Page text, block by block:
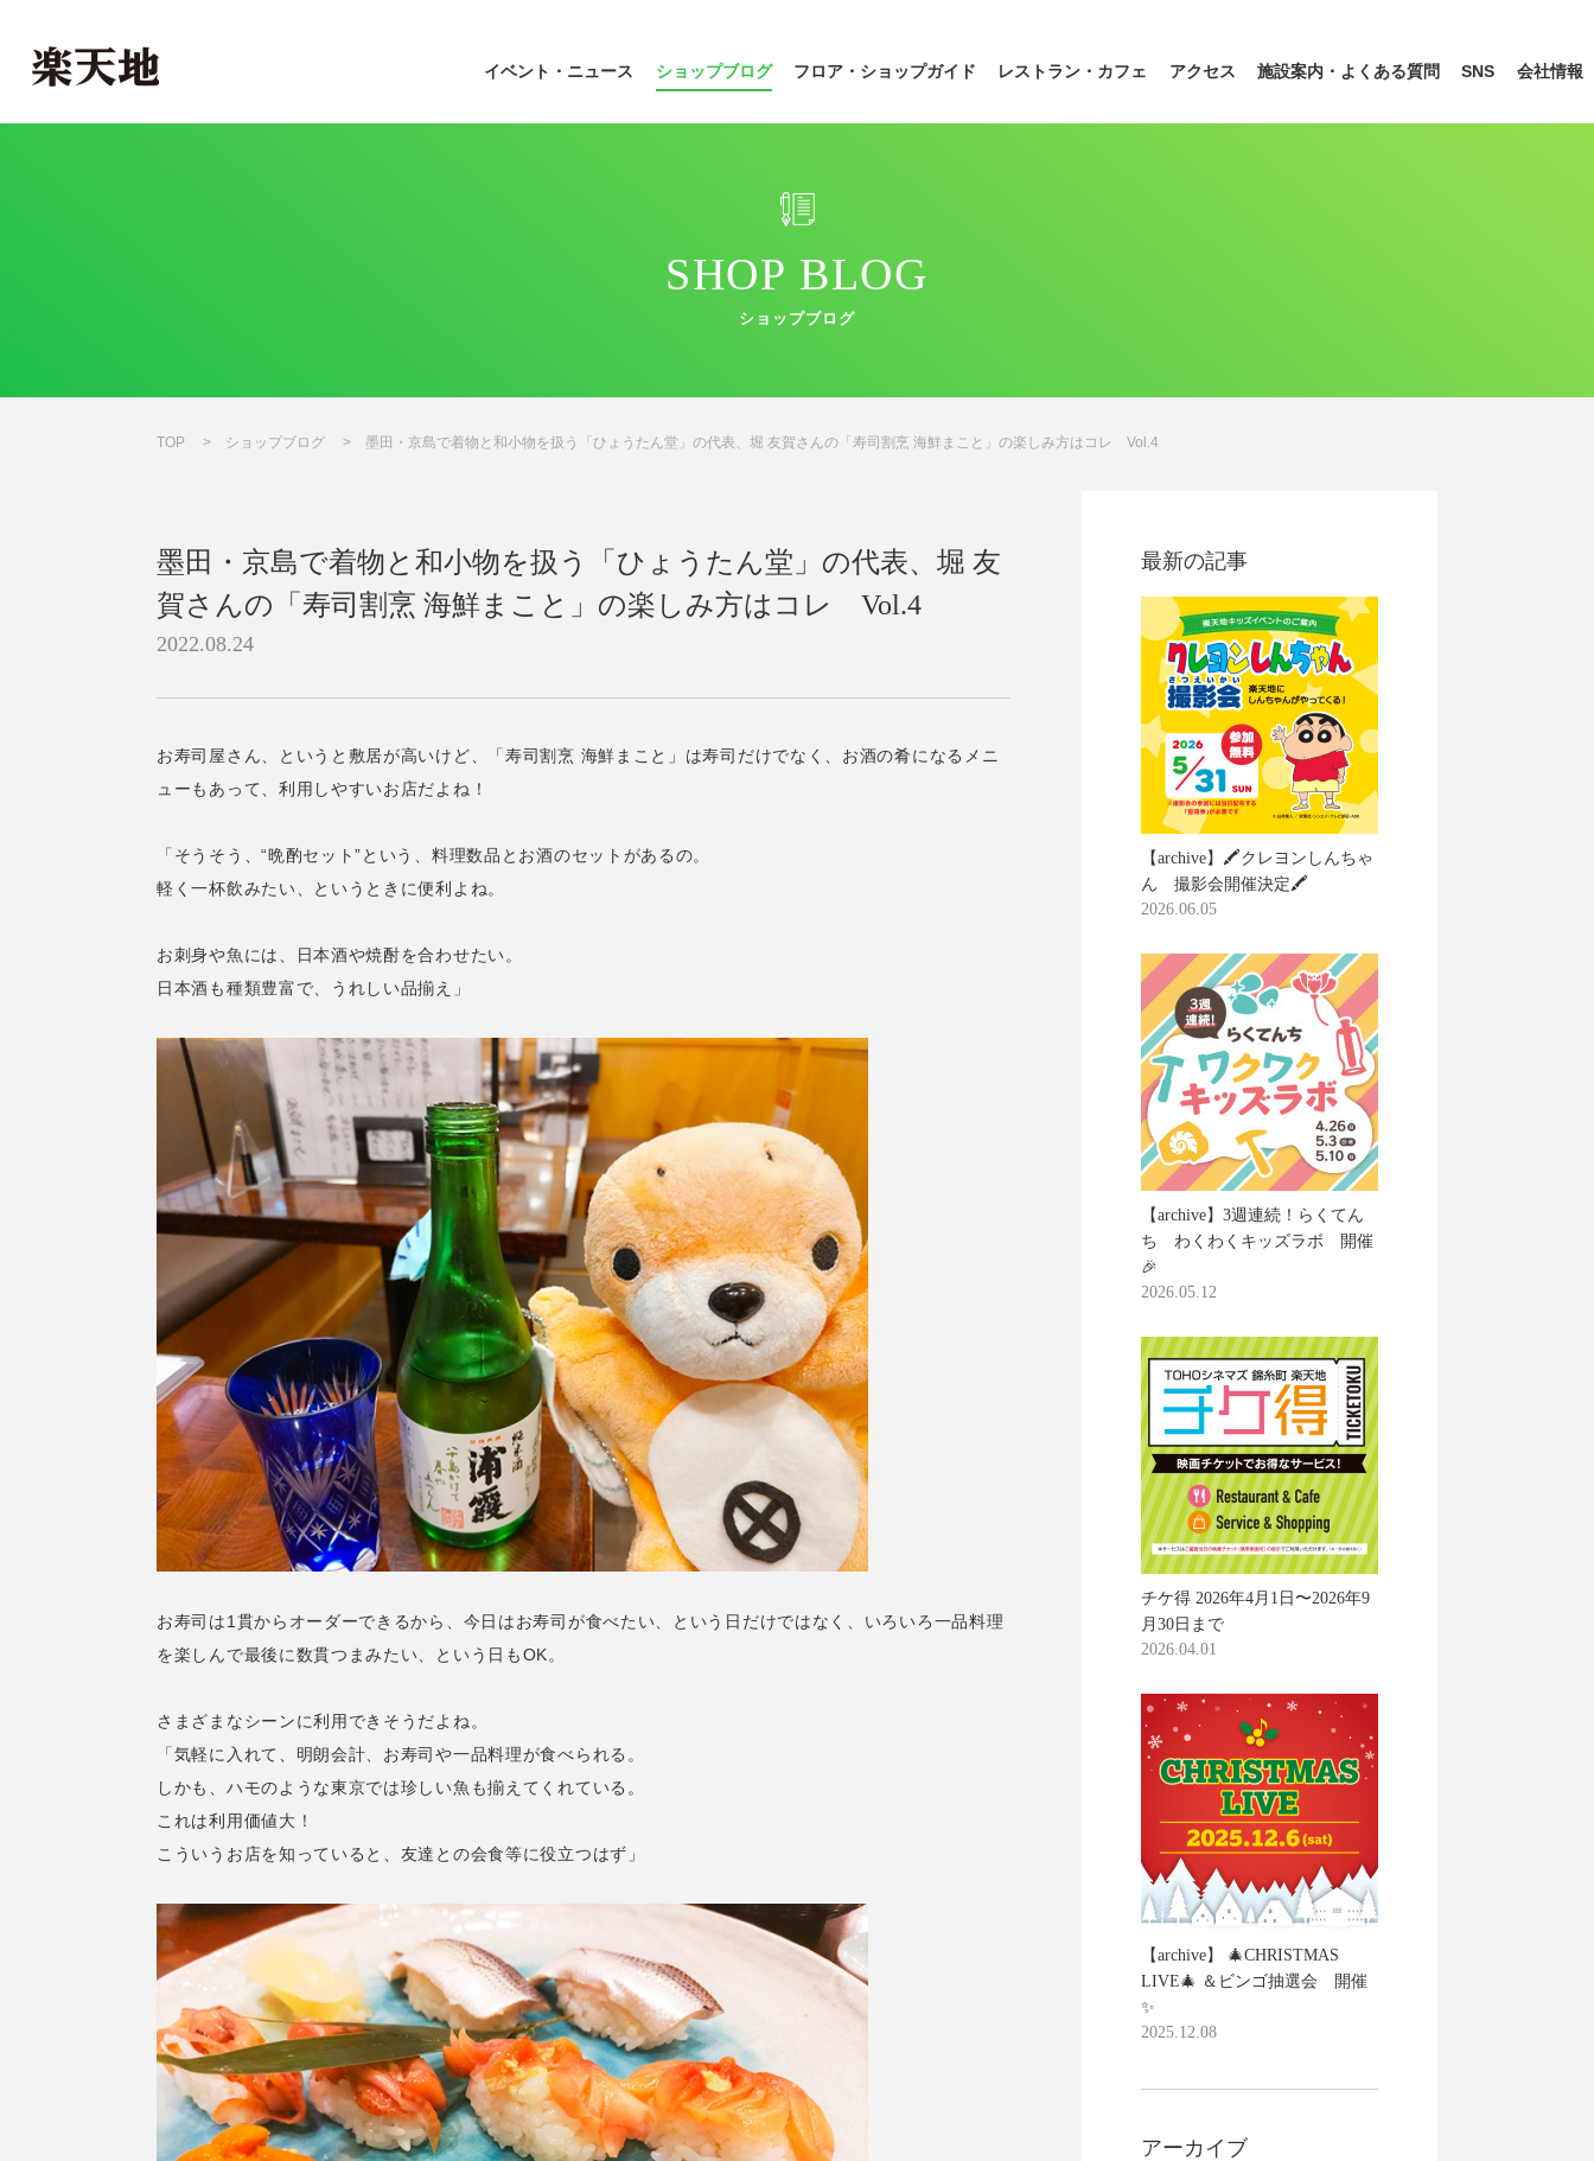
イベント・ニュース ショップブログ フロア・ ショップガイド レストラン ・カフェ アクセス 施設案内・ よくある質問 SNS 会社情報
SHOP BLOG
ショップブログ
TOP ショップブログ 墨田・京島で着物と和小物を扱う「ひょうたん堂」の代表、堀 友賀さんの「寿司割烹 海鮮まこと」の楽しみ方はコレ Vol.4
墨田・京島で着物と和小物を扱う「ひょうたん堂」の代表、堀 友
賀さんの「寿司割烹 海鮮まこと」の楽しみ方はコレ Vol.4
2022.08.24
お寿司屋さん、というと敷居が高いけど、「寿司割烹 海鮮まこと」は寿司だけでなく、お酒の肴になるメニ
ューもあって、利用しやすいお店だよね！
「そうそう、“晩酌セット”という、料理数品とお酒のセットがあるの。
軽く一杯飲みたい、というときに便利よね。
お刺身や魚には、日本酒や焼酎を合わせたい。
日本酒も種類豊富で、うれしい品揃え」
お寿司は1貫からオーダーできるから、今日はお寿司が食べたい、という日だけではなく、いろいろ一品料理
を楽しんで最後に数貫つまみたい、という日もOK。
さまざまなシーンに利用できそうだよね。
「気軽に入れて、明朗会計、お寿司や一品料理が食べられる。
しかも、ハモのような東京では珍しい魚も揃えてくれている。
これは利用価値大！
こういうお店を知っていると、友達との会食等に役立つはず」
最新の記事
【archive】🖍️クレヨンしんちゃ
ん 撮影会開催決定🖍️
2026.06.05
【archive】3週連続！らくてん
ち わくわくキッズラボ 開催
🎉
2026.05.12
チケ得 2026年4月1日〜2026年9
月30日まで
2026.04.01
【archive】 🎄CHRISTMAS
LIVE🎄 ＆ビンゴ抽選会 開催
✨
2025.12.08
アーカイブ